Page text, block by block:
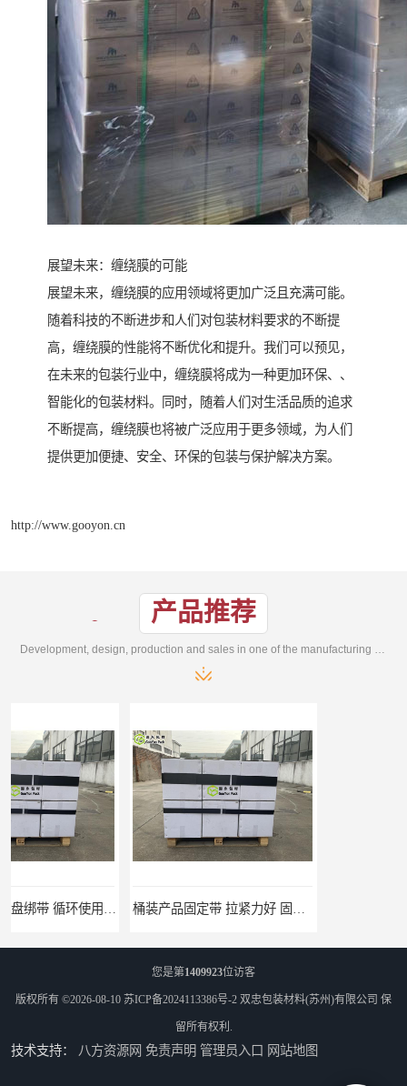
展望未来：缠绕膜的可能
展望未来，缠绕膜的应用领域将更加广泛且充满可能。
随着科技的不断进步和人们对包装材料要求的不断提
高，缠绕膜的性能将不断优化和提升。我们可以预见，
在未来的包装行业中，缠绕膜将成为一种更加环保、、
智能化的包装材料。同时，随着人们对生活品质的追求
不断提高，缠绕膜也将被广泛应用于更多领域，为人们
提供更加便捷、安全、环保的包装与保护解决方案。
http://www.gooyon.cn
产品推荐
桶装产品固定带 拉紧力好 固永包材 托盘运输网兜 固永包材
您是第1409923位访客
版权所有 ©2026-08-10 苏ICP备2024113386号-2 双忠包装材料(苏州)有限公司 保
留所有权利.
技术支持： 八方资源网 免责声明 管理员入口 网站地图